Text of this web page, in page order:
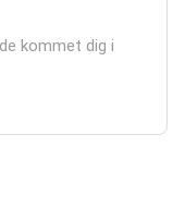
kommet dig i